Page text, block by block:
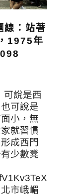
線：站著
1975年
可說是西
可說是
小，無
就習慣
成西門
少數凳
市峨嵋